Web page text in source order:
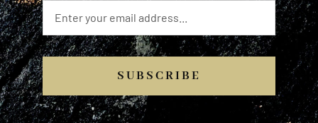
SUBSCRIBE